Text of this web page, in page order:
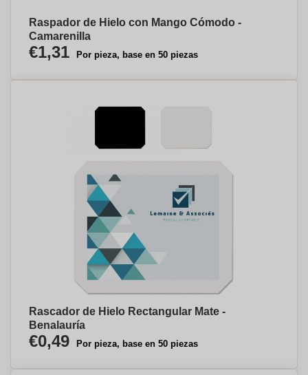
Raspador de Hielo con Mango Cómodo -
Camarenilla
€1,31 Por pieza, base en 50 piezas
Rascador de Hielo Rectangular Mate -
Benalauría
€0,49 Por pieza, base en 50 piezas